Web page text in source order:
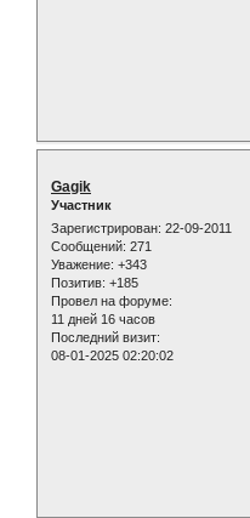
Gagik
Участник
Зарегистрирован: 22-09-2011
Сообщений: 271
Уважение: +343
Позитив: +185
Провел на форуме:
11 дней 16 часов
Последний визит:
08-01-2025 02:20:02